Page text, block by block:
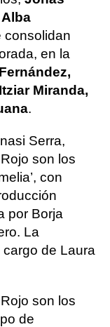
consolidan
en la
Miranda,
.
Serra,
son los
con
por Borja
La
de Laura
son los
de